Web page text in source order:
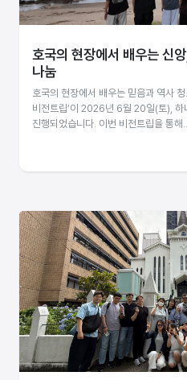
호국의 현장에서 배우는 신
나눔
호국의 현장에서 배우는 믿음과 역사
비전트립’이 2026년 6월 20일(토), 하
진행되었습니다. 이번 비전트립을 통해